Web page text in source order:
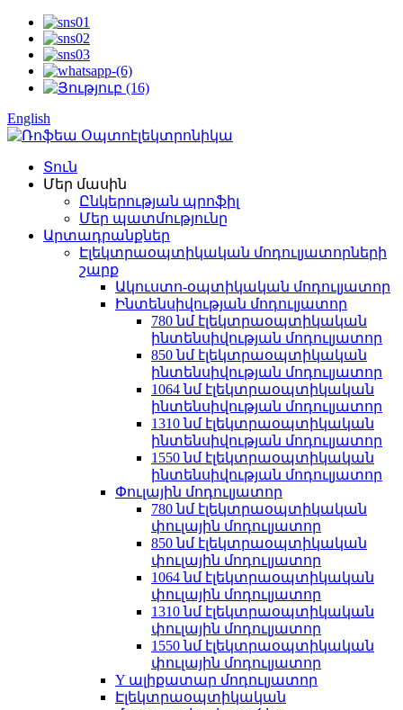
English
Տուն
Մեր մասին
Ընկերության պրոֆիլ
Մեր պատմությունը
Արտադրանքներ
Էլեկտրաօպտիկական մոդուլյատորների
շարք
Ակուստո-օպտիկական մոդուլյատոր
Ինտենսիվության մոդուլյատոր
780 նմ էլեկտրաօպտիկական
ինտենսիվության մոդուլյատոր
850 նմ էլեկտրաօպտիկական
ինտենսիվության մոդուլյատոր
1064 նմ էլեկտրաօպտիկական
ինտենսիվության մոդուլյատոր
1310 նմ էլեկտրաօպտիկական
ինտենսիվության մոդուլյատոր
1550 նմ էլեկտրաօպտիկական
ինտենսիվության մոդուլյատոր
Փուլային մոդուլյատոր
780 նմ էլեկտրաօպտիկական
փուլային մոդուլյատոր
850 նմ էլեկտրաօպտիկական
փուլային մոդուլյատոր
1064 նմ էլեկտրաօպտիկական
փուլային մոդուլյատոր
1310 նմ էլեկտրաօպտիկական
փուլային մոդուլյատոր
1550 նմ էլեկտրաօպտիկական
փուլային մոդուլյատոր
Y ալիքատար մոդուլյատոր
Էլեկտրաօպտիկական